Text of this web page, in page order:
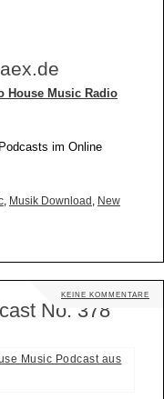
House Music Radio
im Online
, Musik Download , New
KEINE KOMMENTARE
No. 378
Music Podcast aus